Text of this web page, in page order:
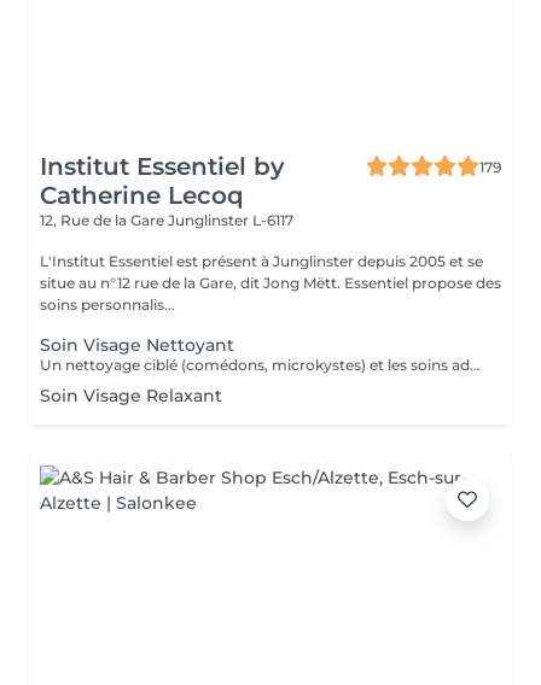
Institut Essentiel by
Catherine Lecoq
179
12, Rue de la Gare Junglinster L-6117
L'Institut Essentiel est présent à Junglinster depuis 2005 et se
situe au n°12 rue de la Gare, dit Jong Mëtt. Essentiel propose des
soins personnalis...
Soin Visage Nettoyant
Un nettoyage ciblé (comédons, microkystes) et les soins adaptés avant et après le nettoyage.
Soin Visage Relaxant